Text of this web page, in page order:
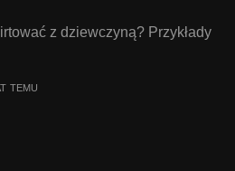
z dziewczyną? Przykłady
TEMU